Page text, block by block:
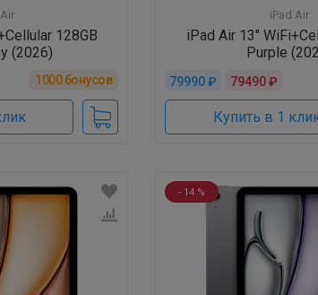
128GB
(2026)
1000бонусов
iPad Air
iPad Air 13"
Purple
79990 ₽ 79490 ₽
Купить в 1
- 14 %